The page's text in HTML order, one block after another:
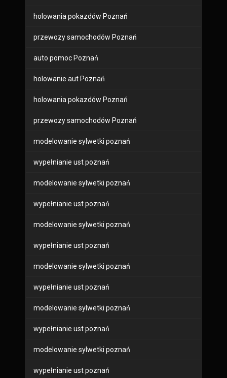
holowania pokazdów Poznań
przewozy samochodów Poznań
auto pomoc Poznań
holowanie aut Poznań
holowania pokazdów Poznań
przewozy samochodów Poznań
modelowanie sylwetki poznań
wypełnianie ust poznań
modelowanie sylwetki poznań
wypełnianie ust poznań
modelowanie sylwetki poznań
wypełnianie ust poznań
modelowanie sylwetki poznań
wypełnianie ust poznań
modelowanie sylwetki poznań
wypełnianie ust poznań
modelowanie sylwetki poznań
wypełnianie ust poznań